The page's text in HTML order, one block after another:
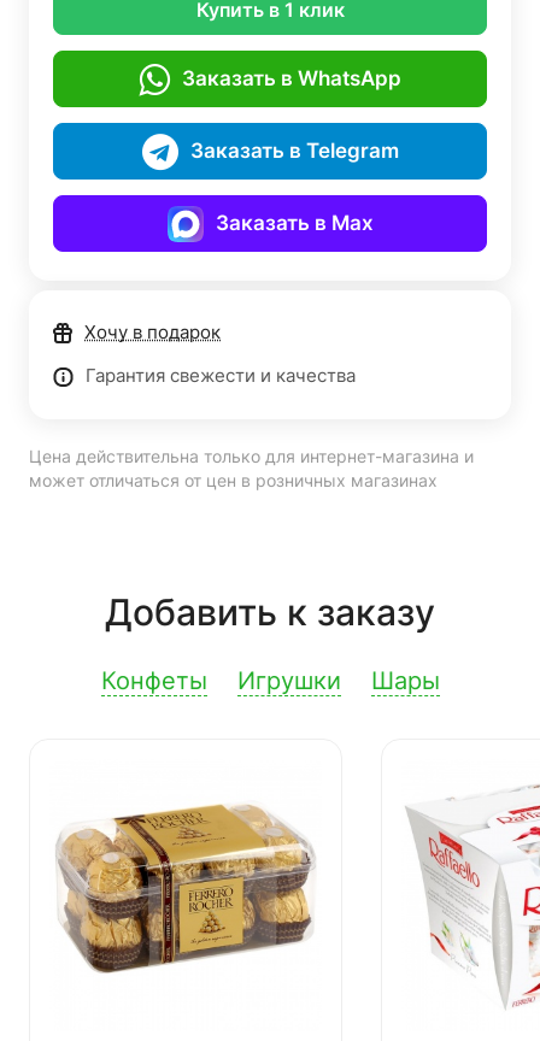
Купить в 1 клик
Заказать в WhatsApp
Заказать в Telegram
Заказать в Max
Хочу в подарок
Гарантия свежести и качества
Цена действительна только для интернет-магазина и
может отличаться от цен в розничных магазинах
Добавить к заказу
Конфеты Игрушки Шары